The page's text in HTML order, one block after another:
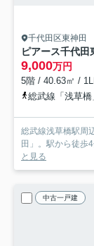
千代田区東神田
ピアース千代田
9,000万円
5階 / 40.63㎡ /
総武線「浅草
総武線浅草橋駅周
田」。駅から徒歩
と見る
中古一戸建